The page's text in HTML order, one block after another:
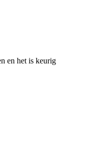
en het is keurig